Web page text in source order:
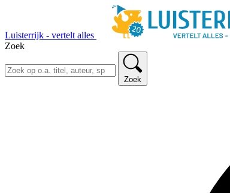
Luisterrijk - vertelt alles
Zoek
Zoek